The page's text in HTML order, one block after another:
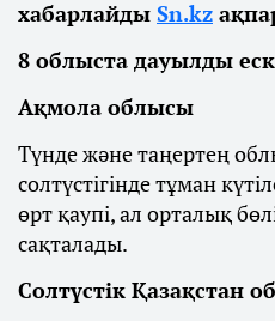
хабарлайды Sn.kz
8 облыста дауылды
Ақмола облысы
Түнде және таңертең
солтүстігінде тұман
өрт қаупі, ал орталық
сақталады.
Солтүстік Қазақстан